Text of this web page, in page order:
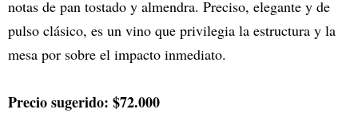
notas de pan tostado y almendra. Preciso, elegante y de
pulso clásico, es un vino que privilegia la estructura y la
mesa por sobre el impacto inmediato.
Precio sugerido: $72.000